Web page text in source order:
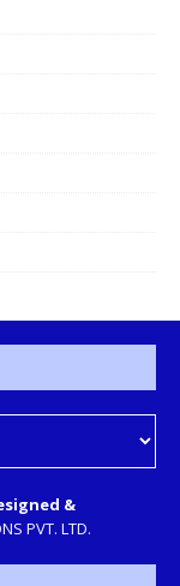
&
PVT. LTD.